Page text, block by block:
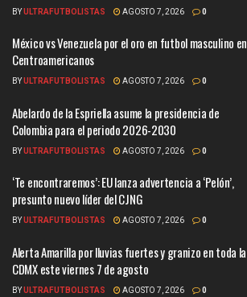
BYULTRAFUTBOLISTAS AGOSTO 7, 2026 0
México vs Venezuela por el oro en futbol masculino en
Centroamericanos
BYULTRAFUTBOLISTAS AGOSTO 7, 2026 0
Abelardo de la Espriella asume la presidencia de
Colombia para el periodo 2026-2030
BYULTRAFUTBOLISTAS AGOSTO 7, 2026 0
‘Te encontraremos’: EU lanza advertencia a ‘Pelón’,
presunto nuevo líder del CJNG
BYULTRAFUTBOLISTAS AGOSTO 7, 2026 0
Alerta Amarilla por lluvias fuertes y granizo en toda la
CDMX este viernes 7 de agosto
BYULTRAFUTBOLISTAS AGOSTO 7, 2026 0